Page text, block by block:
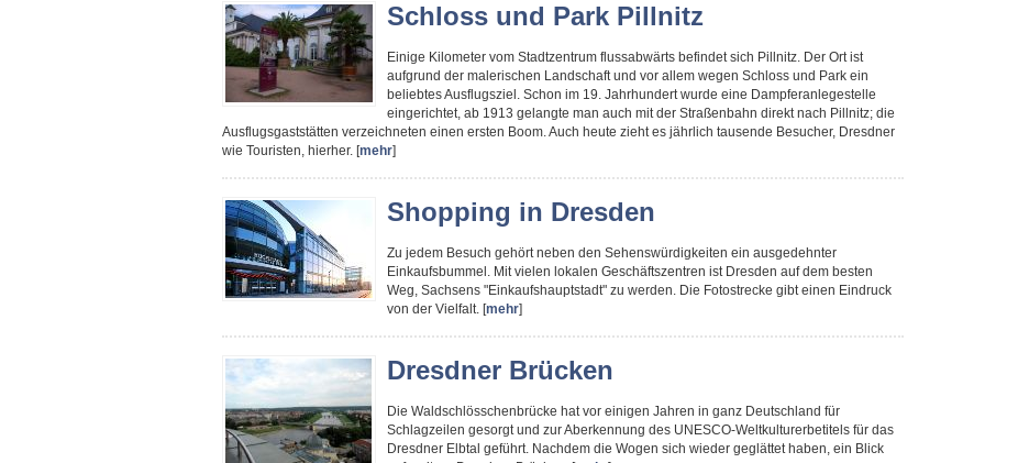
Schloss und Park Pillnitz
Einige Kilometer vom Stadtzentrum flussabwärts befindet sich Pillnitz. Der Ort ist
aufgrund der malerischen Landschaft und vor allem wegen Schloss und Park ein
beliebtes Ausflugsziel. Schon im 19. Jahrhundert wurde eine Dampferanlegestelle
eingerichtet, ab 1913 gelangte man auch mit der Straßenbahn direkt nach Pillnitz; die
Ausflugsgaststätten verzeichneten einen ersten Boom. Auch heute zieht es jährlich tausende Besucher, Dresdner
wie Touristen, hierher. [mehr]
Shopping in Dresden
Zu jedem Besuch gehört neben den Sehenswürdigkeiten ein ausgedehnter
Einkaufsbummel. Mit vielen lokalen Geschäftszentren ist Dresden auf dem besten
Weg, Sachsens "Einkaufshauptstadt" zu werden. Die Fotostrecke gibt einen Eindruck
von der Vielfalt. [mehr]
Dresdner Brücken
Die Waldschlösschenbrücke hat vor einigen Jahren in ganz Deutschland für
Schlagzeilen gesorgt und zur Aberkennung des UNESCO-Weltkulturerbetitels für das
Dresdner Elbtal geführt. Nachdem die Wogen sich wieder geglättet haben, ein Blick